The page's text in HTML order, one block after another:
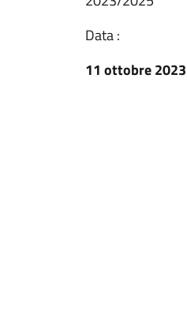
Data :
11 ottobre 2023